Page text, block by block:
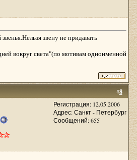
звену не придавать
вокруг света"(по мотивам одноименной
#8
Регистрация: 12.05.2006
Адрес: Санкт - Петербург
Сообщений: 655